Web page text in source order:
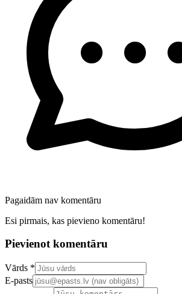
Pagaidām nav komentāru
Esi pirmais, kas pievieno komentāru!
Pievienot komentāru
Confirm your email address
Vārds *
E-pasts